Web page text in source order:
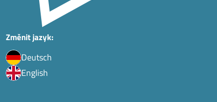
Změnit jazyk:
Deutsch
English